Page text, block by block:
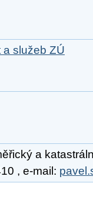
služeb ZÚ
a
, e-mail: